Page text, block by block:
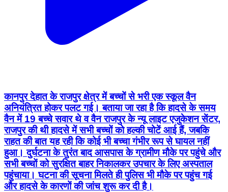
कानपुर देहात के राजपुर क्षेत्र में बच्चों से भरी एक स्कूल वैन
अनियंत्रित होकर पलट गई। बताया जा रहा है कि हादसे के समय
वैन में 19 बच्चे सवार थे व वैन राजपुर के न्यू लाइट एजुकेशन सेंटर,
राजपुर की थी हादसे में सभी बच्चों को हल्की चोटें आई हैं, जबकि
राहत की बात यह रही कि कोई भी बच्चा गंभीर रूप से घायल नहीं
हुआ। दुर्घटना के तुरंत बाद आसपास के ग्रामीण मौके पर पहुंचे और
सभी बच्चों को सुरक्षित बाहर निकालकर उपचार के लिए अस्पताल
पहुंचाया। घटना की सूचना मिलते ही पुलिस भी मौके पर पहुंच गई
और हादसे के कारणों की जांच शुरू कर दी है।